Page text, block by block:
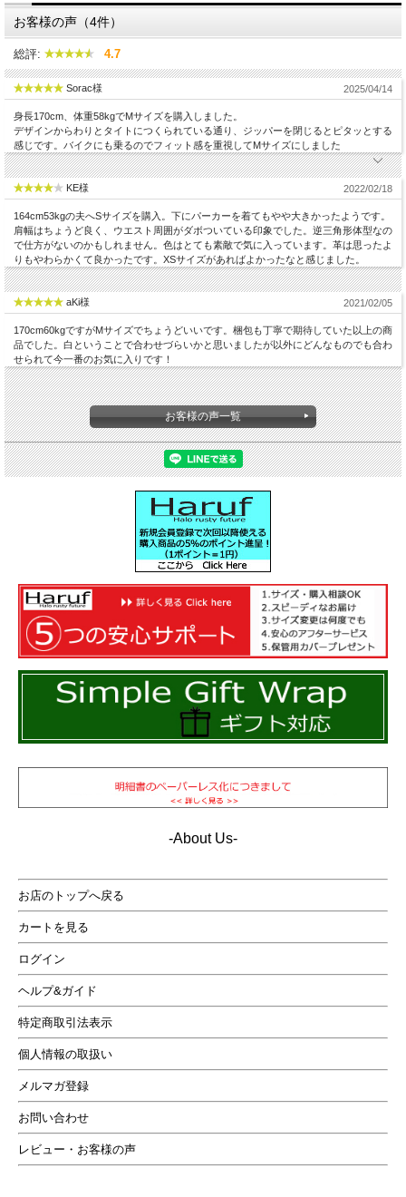
男のアウターの定番スタイルのスタンドカラーライダー
ス・・・ バイカーはもちろん、タウンユースにもスタ
イリッシュに活躍するシングルライダースジャケット。
イギリス発祥のUKライダースの機能性ディテールがかっ
こいい・・・
座った時にシルエットを美しく見せるフロントダブルオ
ープンファスナーや手袋をしたまま使えるように配慮さ
れたボールチェーンスライダー、左袖のチケットポケッ
トなど・・・おしゃれなデザインが魅力のライダースジ
ャケットです。
お客様の声（4件）
総評: 4.7
Sorac様 2025/04/14
身長170cm、体重58kgでMサイズを購入しました。
デザインからわりとタイトにつくられている通り、ジッパーを閉じるとピタッとする
感じです。バイクにも乗るのでフィット感を重視してMサイズにしました
KE様 2022/02/18
164cm53kgの夫へSサイズを購入。下にパーカーを着てもやや大きかったようです。
肩幅はちょうど良く、ウエスト周囲がダボついている印象でした。逆三角形体型なの
で仕方がないのかもしれません。色はとても素敵で気に入っています。革は思ったよ
りもやわらかくて良かったです。XSサイズがあればよかったなと感じました。
aKi様 2021/02/05
170cm60kgですがMサイズでちょうどいいです。梱包も丁寧で期待していた以上の商
品でした。白ということで合わせづらいかと思いましたが以外にどんなものでも合わ
せられて今一番のお気に入りです！
お客様の声一覧
-About Us-
お店のトップへ戻る
カートを見る
ログイン
ヘルプ&ガイド
特定商取引法表示
個人情報の取扱い
メルマガ登録
お問い合わせ
レビュー・お客様の声